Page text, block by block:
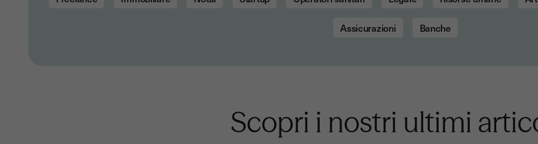
Assicurazioni Banche
Scopri i nostri ultimi